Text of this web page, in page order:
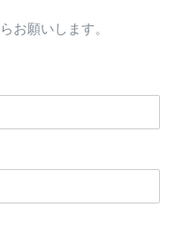
お願いします。